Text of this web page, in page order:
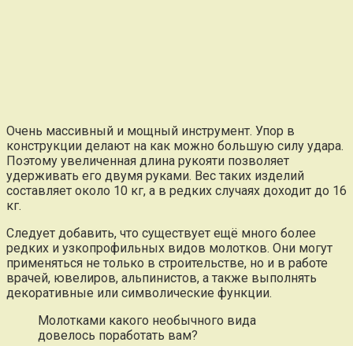
Очень массивный и мощный инструмент. Упор в
конструкции делают на как можно большую силу удара.
Поэтому увеличенная длина рукояти позволяет
удерживать его двумя руками. Вес таких изделий
составляет около 10 кг, а в редких случаях доходит до 16
кг.
Следует добавить, что существует ещё много более
редких и узкопрофильных видов молотков. Они могут
применяться не только в строительстве, но и в работе
врачей, ювелиров, альпинистов, а также выполнять
декоративные или символические функции.
Молотками какого необычного вида
довелось поработать вам?